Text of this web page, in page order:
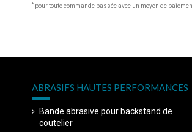
* pour toute commande passée avec un moyen de
ABRASIFS HAUTES PERFORMANCES
Bande abrasive pour backstand de
coutelier